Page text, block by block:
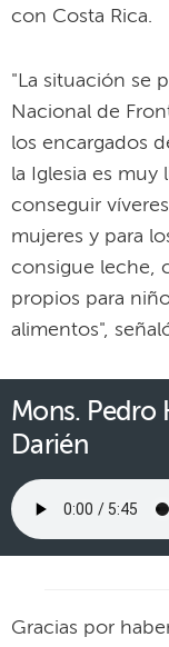
con Costa Rica.
"La situación se
Nacional de
los encargados
la Iglesia es muy
conseguir
mujeres y para
consigue leche,
propios para
alimentos",
Mons. Pedro
Darién
Gracias por